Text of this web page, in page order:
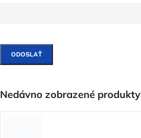
Nedávno zobrazené produkty